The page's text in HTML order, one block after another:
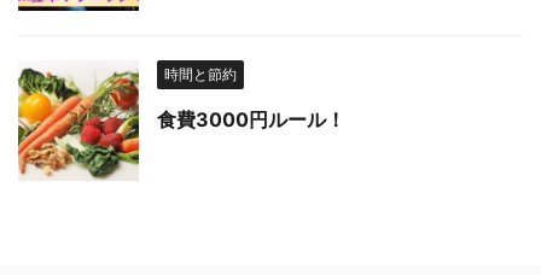
時間と節約
食費3000円ルール！